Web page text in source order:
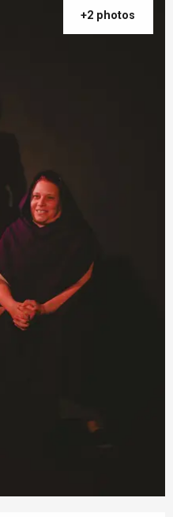
+2 photos